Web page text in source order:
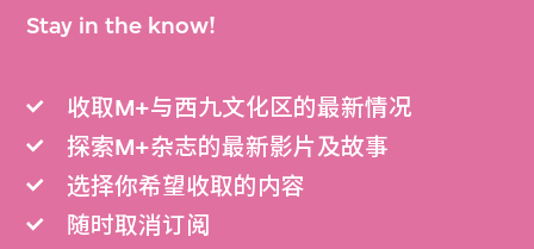
Stay in the know!
收取M+与西九文化区的最新情况
探索M+杂志的最新影片及故事
选择你希望收取的内容
随时取消订阅